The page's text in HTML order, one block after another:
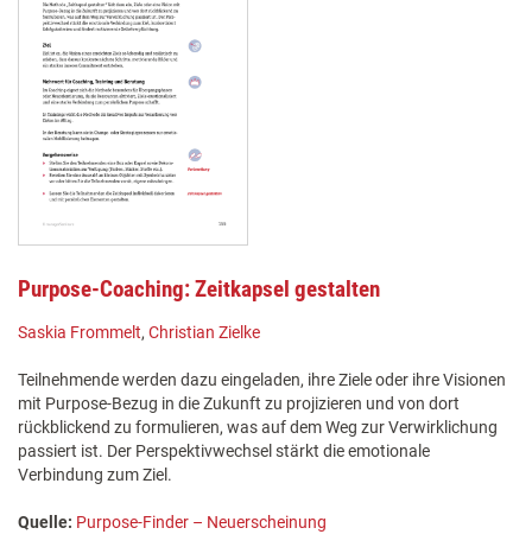
Purpose-Coaching: Zeitkapsel gestalten
Saskia Frommelt, Christian Zielke
Teilnehmende werden dazu eingeladen, ihre Ziele oder ihre Visionen
mit Purpose-Bezug in die Zukunft zu projizieren und von dort
rückblickend zu formulieren, was auf dem Weg zur Verwirklichung
passiert ist. Der Perspektivwechsel stärkt die emotionale
Verbindung zum Ziel.
Quelle: Purpose-Finder – Neuerscheinung